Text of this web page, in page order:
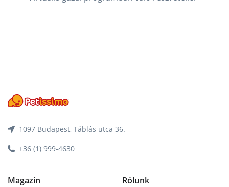
1097 Budapest, Táblás utca 36.
+36 (1) 999-4630
Magazin Rólunk